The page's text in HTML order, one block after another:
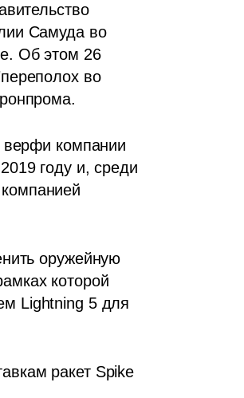
Самуда во
Об этом 26
во
верфи компании
году и, среди
оружейную
которой
Lightning 5 для
ракет Spike